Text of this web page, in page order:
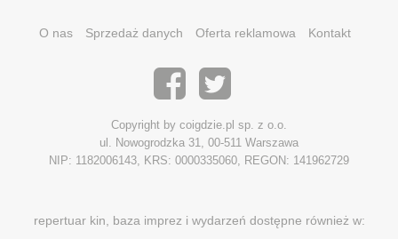
O nas Sprzedaż danych Oferta reklamowa Kontakt
Copyright by coigdzie.pl sp. z o.o.
ul. Nowogrodzka 31, 00-511 Warszawa
NIP: 1182006143, KRS: 0000335060, REGON: 141962729
repertuar kin, baza imprez i wydarzeń dostępne również w: